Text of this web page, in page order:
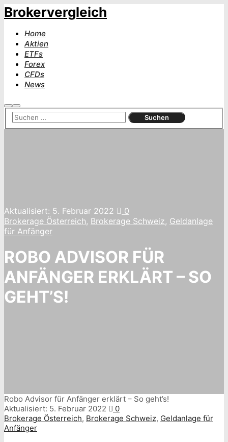
Brokervergleich
Home
Aktien
ETFs
Forex
CFDs
News
Suchen
Hauptmenü
Aktualisiert: 5. Februar 2022
0
Brokerage Österreich, Brokerage Schweiz, Geldanlage
für Anfänger
ROBO ADVISOR FÜR
ANFÄNGER ERKLÄRT – SO
GEHT’S!
Robo Advisor für Anfänger erklärt – So geht’s!
Aktualisiert: 5. Februar 2022
0
Brokerage Österreich, Brokerage Schweiz, Geldanlage für
Anfänger